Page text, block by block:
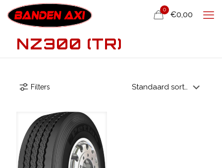
0
€0,00
NZ300 (TR)
Filters